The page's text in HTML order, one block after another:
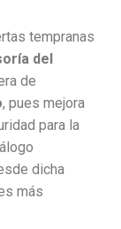
tempranas
del
de
, pues mejora
para la
dicha
más